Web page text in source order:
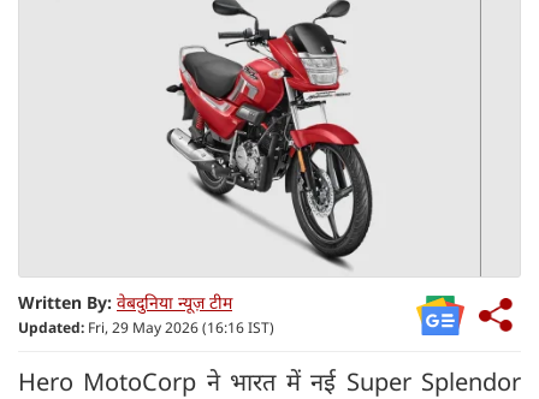
Written By: वेबदुनिया न्यूज़ टीम
Updated: Fri, 29 May 2026 (16:16 IST)
Hero MotoCorp ने भारत में नई Super Splendor